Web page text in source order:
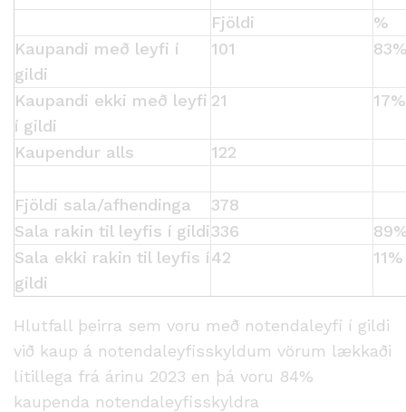
Fjöldi
%
Kaupandi með leyfi í
gildi
101
Kaupandi ekki með leyfi
í gildi
21 17%
Kaupendur alls 122
Fjöldi sala/afhendinga
378
Sala rakin til leyfis í gildi336
Sala ekki rakin til leyfis í
gildi
42 11%
Hlutfall þeirra sem voru með notendaleyfi í gildi
við kaup á notendaleyfisskyldum vörum lækkaði
lítillega frá árinu 2023 en þá voru 84%
kaupenda notendaleyfisskyldra